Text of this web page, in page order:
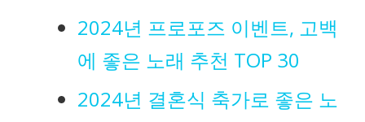
2024년 프로포즈 이벤트, 고백
에 좋은 노래 추천 TOP 30
2024년 결혼식 축가로 좋은 노